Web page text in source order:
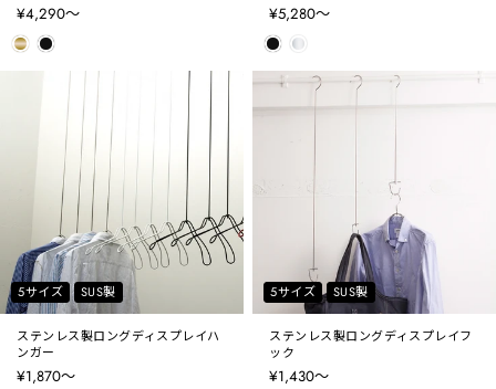
¥4,290〜 ¥5,280〜
5サイズ SUS製
ステンレス製ロングディスプレイハ
ンガー
¥1,870〜
5サイズ SUS製
ステンレス製ロングディスプレイフ
ック
¥1,430〜